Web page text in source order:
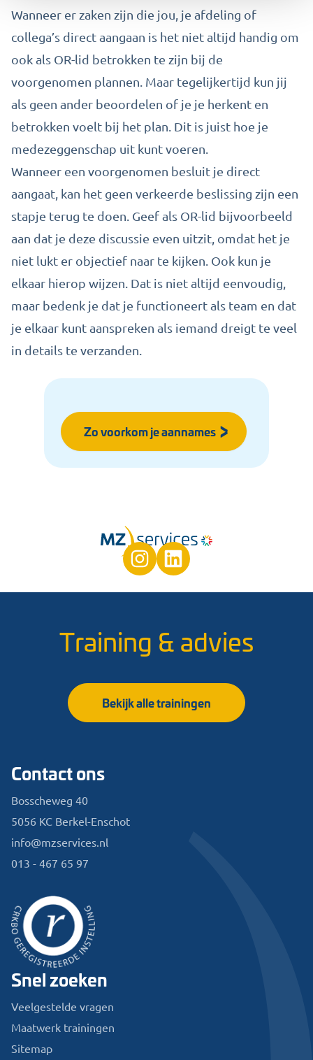
Wanneer er zaken zijn die jou, je afdeling of
collega’s direct aangaan is het niet altijd handig om
ook als OR-lid betrokken te zijn bij de
voorgenomen plannen. Maar tegelijkertijd kun jij
als geen ander beoordelen of je je herkent en
betrokken voelt bij het plan. Dit is juist hoe je
medezeggenschap uit kunt voeren.
Wanneer een voorgenomen besluit je direct
aangaat, kan het geen verkeerde beslissing zijn een
stapje terug te doen. Geef als OR-lid bijvoorbeeld
aan dat je deze discussie even uitzit, omdat het je
niet lukt er objectief naar te kijken. Ook kun je
elkaar hierop wijzen. Dat is niet altijd eenvoudig,
maar bedenk je dat je functioneert als team en dat
je elkaar kunt aanspreken als iemand dreigt te veel
in details te verzanden.
Zo voorkom je aannames
Training & advies
Bekijk alle trainingen
Contact ons
Bosscheweg 40
5056 KC Berkel-Enschot
info@mzservices.nl
013 - 467 65 97
Snel zoeken
Veelgestelde vragen
Maatwerk trainingen
Sitemap